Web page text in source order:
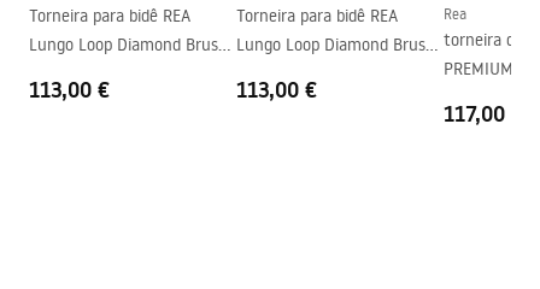
Torneira para bidê REA
Lungo Loop Diamond Brush
113,00 €
Torneira para bidê REA
Lungo Loop Diamond Brush
113,00 €
Rea
torneira de
PREMIUM
117,00 €